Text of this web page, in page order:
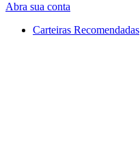
Abra sua conta
Carteiras Recomendadas